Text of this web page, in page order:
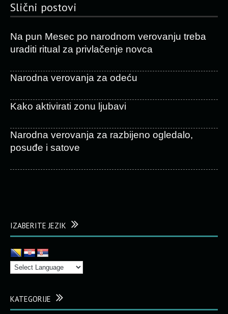
Slični postovi
Na pun Mesec po narodnom verovanju treba
uraditi ritual za privlačenje novca
Narodna verovanja za odeću
Kako aktivirati zonu ljubavi
Narodna verovanja za razbijeno ogledalo,
posuđe i satove
IZABERITE JEZIK
KATEGORIJE